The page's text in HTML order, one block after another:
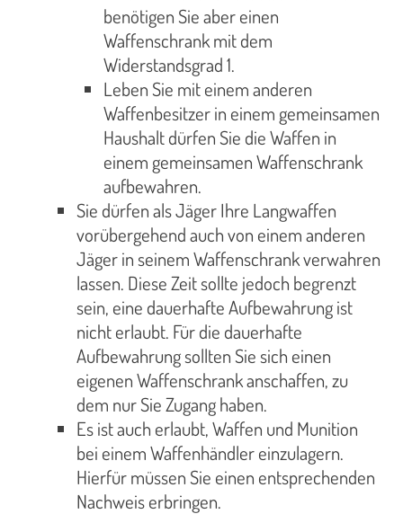
benötigen Sie aber einen
Waffenschrank mit dem
Widerstandsgrad 1.
Leben Sie mit einem anderen
Waffenbesitzer in einem gemeinsamen
Haushalt dürfen Sie die Waffen in
einem gemeinsamen Waffenschrank
aufbewahren.
Sie dürfen als Jäger Ihre Langwaffen
vorübergehend auch von einem anderen
Jäger in seinem Waffenschrank verwahren
lassen. Diese Zeit sollte jedoch begrenzt
sein, eine dauerhafte Aufbewahrung ist
nicht erlaubt. Für die dauerhafte
Aufbewahrung sollten Sie sich einen
eigenen Waffenschrank anschaffen, zu
dem nur Sie Zugang haben.
Es ist auch erlaubt, Waffen und Munition
bei einem Waffenhändler einzulagern.
Hierfür müssen Sie einen entsprechenden
Nachweis erbringen.